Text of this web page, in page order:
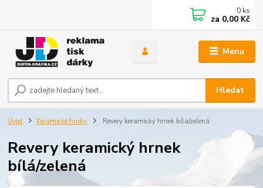
Menu
Hledat
0 ks
za 0,00 Kč
Úvod Keramické hrnky Revery keramický hrnek bílá/zelená
Revery keramický hrnek
bílá/zelená